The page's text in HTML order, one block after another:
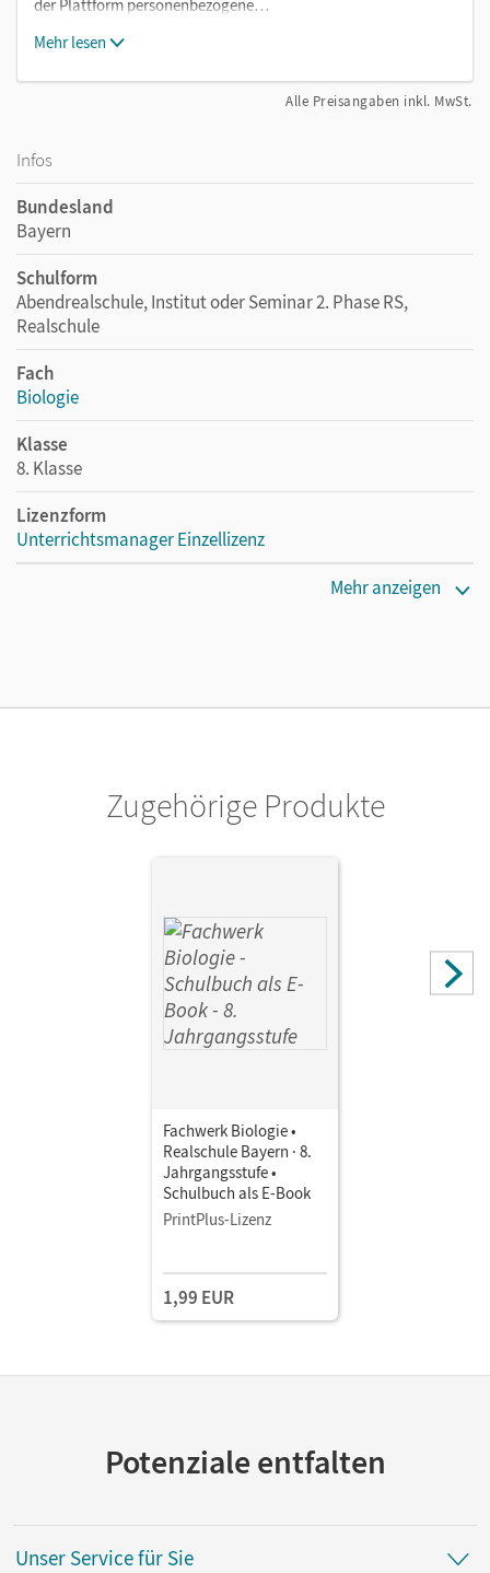
der Plattform personenbezogene…
Mehr lesen
Alle Preisangaben inkl. MwSt.
Infos
Bundesland
Bayern
Schulform
Abendrealschule, Institut oder Seminar 2. Phase RS,
Realschule
Fach
Biologie
Klasse
8. Klasse
Lizenzform
Unterrichtsmanager Einzellizenz
Unterrichtsmanagers solange das Lehrwerk erhältlich ist.
Mehr anzeigen
Zugehörige Produkte
Fachwerk Biologie •
Realschule Bayern · 8.
Jahrgangsstufe •
Schulbuch als E-Book
PrintPlus-Lizenz
1,99 EUR
Potenziale entfalten
Unser Service für Sie